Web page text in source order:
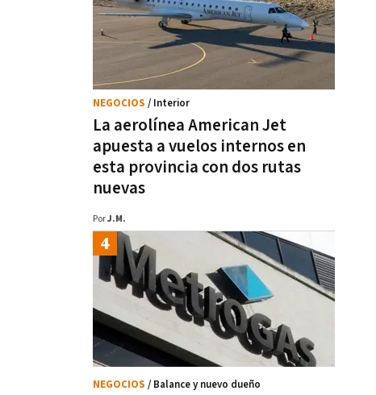
La aerolínea American Jet
apuesta a vuelos internos en
esta provincia con dos rutas
nuevas
NEGOCIOS / Interior
PorJ.M.
NEGOCIOS / Balance y nuevo dueño